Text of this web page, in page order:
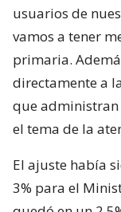
usuarios de
vamos a tener
primaria.
directamente a
que
el tema de la
El ajuste había
3% para el